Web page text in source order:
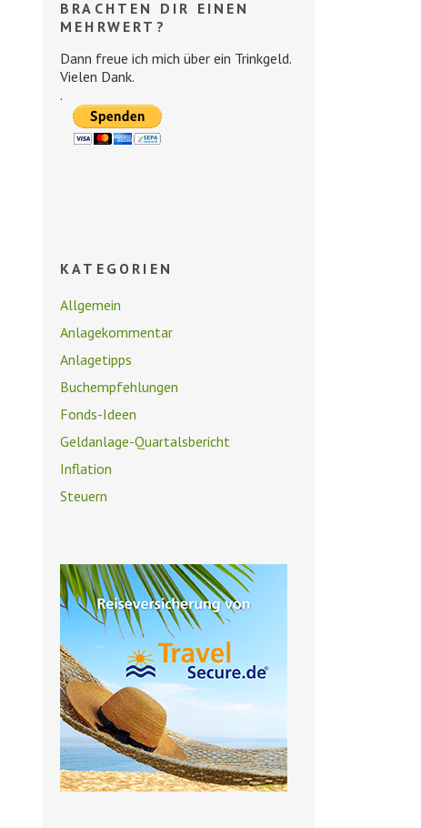
BRACHTEN DIR EINEN
MEHRWERT?
Dann freue ich mich über ein Trinkgeld.
Vielen Dank.
.
KATEGORIEN
Allgemein
Anlagekommentar
Anlagetipps
Buchempfehlungen
Fonds-Ideen
Geldanlage-Quartalsbericht
Inflation
Steuern